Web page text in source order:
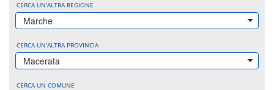
CERCA UN'ALTRA REGIONE
Marche
CERCA UN'ALTRA PROVINCIA
Macerata
CERCA UN COMUNE